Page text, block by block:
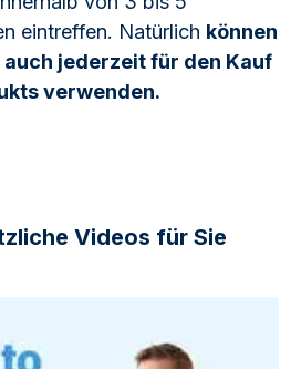
eintreffen. Natürlich können
auch jederzeit für den Kauf
verwenden.
Videos für Sie